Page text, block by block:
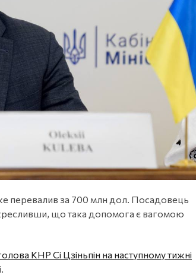
перевалив за 700 млн дол. Посадовець
що така допомога є вагомою
КНР Сі Цзіньпін на наступному тижні